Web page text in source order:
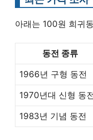
아래는 100원 희귀
동전 종류
1966년 구형 동전
1970년대 신형 동
1983년 기념 동전